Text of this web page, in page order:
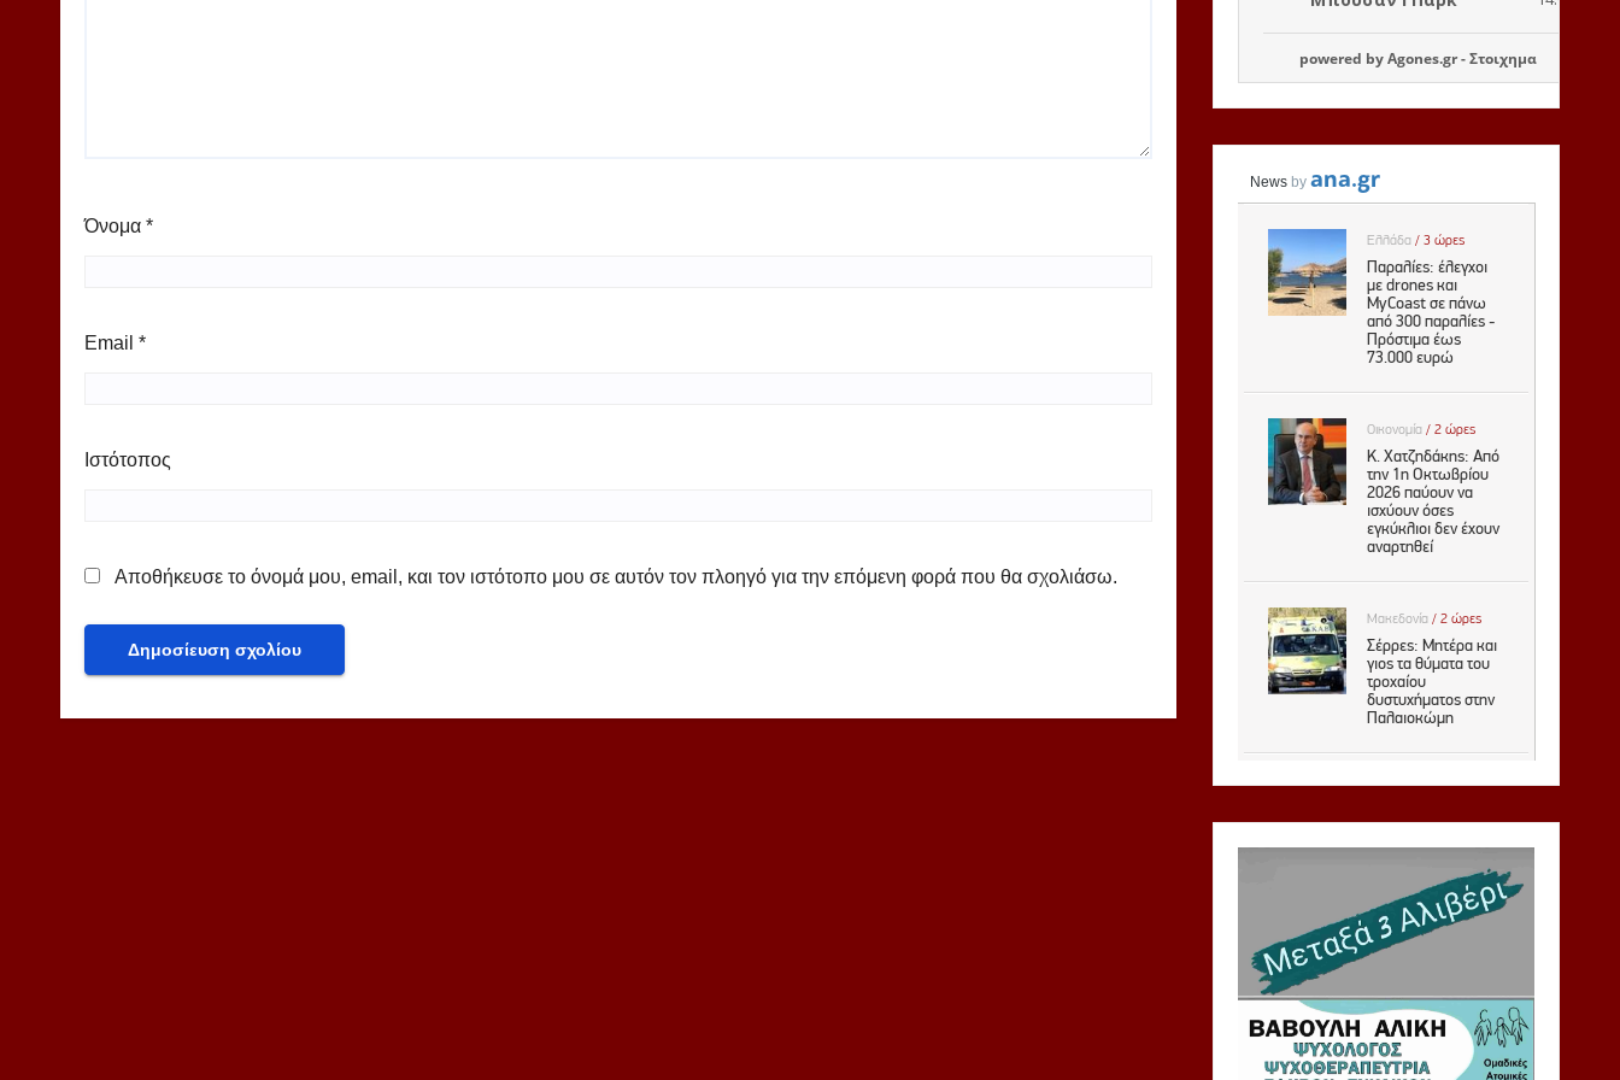
Όνομα *
Email *
Ιστότοπος
Αποθήκευσε το όνομά μου, email, και τον ιστότοπο μου σε αυτόν τον πλοηγό για την επόμενη φορά που θα σχολιάσω.
powered byAgones.gr-Στοιχημα